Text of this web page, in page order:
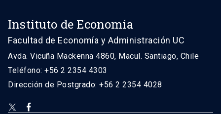
Instituto de Economía
Facultad de Economía y Administración UC
Avda. Vicuña Mackenna 4860, Macul. Santiago, Chile
Teléfono: +56 2 2354 4303
Dirección de Postgrado: +56 2 2354 4028